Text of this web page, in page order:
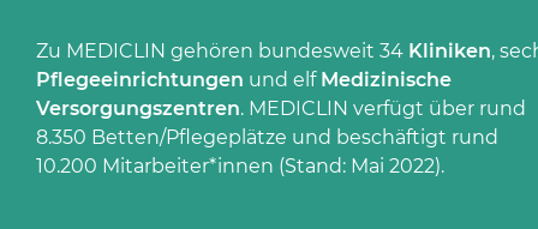
Zu MEDICLIN gehören bundesweit 34 Kliniken,
Pflegeeinrichtungen und elf Medizinische
Versorgungszentren. MEDICLIN verfügt über rund
8.350 Betten/Pflegeplätze und beschäftigt rund
10.200 Mitarbeiter*innen (Stand: Mai 2022).